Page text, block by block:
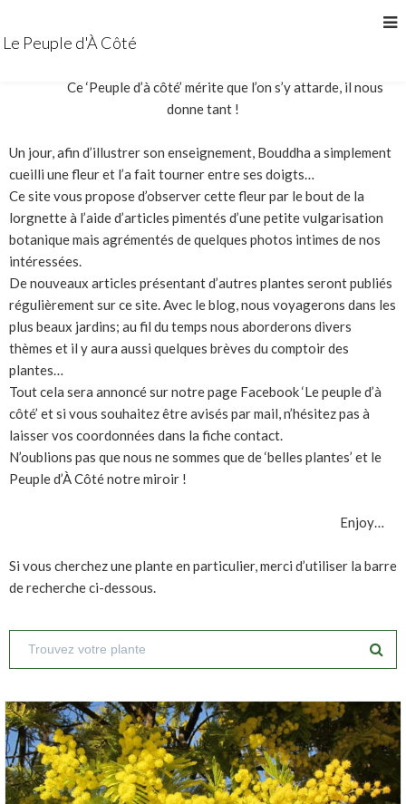
notre site dédié aux plantes.
Ce ‘Peuple d’à côté’ mérite que l’on s’y attarde, il nous
donne tant !
Un jour, afin d’illustrer son enseignement, Bouddha a simplement
cueilli une fleur et l’a fait tourner entre ses doigts…
Ce site vous propose d’observer cette fleur par le bout de la
lorgnette à l’aide d’articles pimentés d’une petite vulgarisation
botanique mais agrémentés de quelques photos intimes de nos
intéressées.
De nouveaux articles présentant d’autres plantes seront publiés
régulièrement sur ce site. Avec le blog, nous voyagerons dans les
plus beaux jardins; au fil du temps nous aborderons divers
thèmes et il y aura aussi quelques brèves du comptoir des
plantes…
Tout cela sera annoncé sur notre page Facebook ‘Le peuple d’à
côté’ et si vous souhaitez être avisés par mail, n’hésitez pas à
laisser vos coordonnées dans la fiche contact.
N’oublions pas que nous ne sommes que de ‘belles plantes’ et le
Peuple d’À Côté notre miroir !
Enjoy…
Si vous cherchez une plante en particulier, merci d’utiliser la barre
de recherche ci-dessous.
Le Peuple d'À Côté